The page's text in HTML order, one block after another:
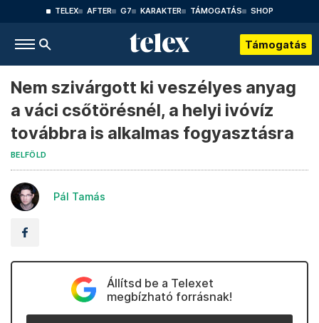
TELEX AFTER G7 KARAKTER TÁMOGATÁS SHOP
Támogatás
Nem szivárgott ki veszélyes anyag
a váci csőtörésnél, a helyi ivóvíz
továbbra is alkalmas fogyasztásra
BELFÖLD
Pál Tamás
Állítsd be a Telexet
megbízható forrásnak!